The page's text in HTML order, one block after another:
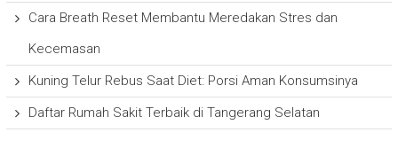
Cara Breath Reset Membantu Meredakan Stres dan
Kecemasan
Kuning Telur Rebus Saat Diet: Porsi Aman Konsumsinya
Daftar Rumah Sakit Terbaik di Tangerang Selatan